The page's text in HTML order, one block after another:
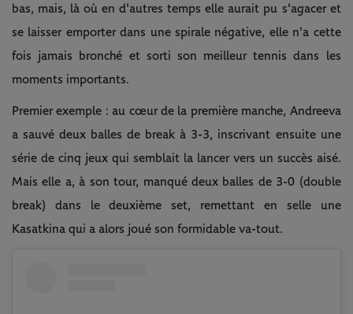
bas, mais, là où en d'autres temps elle aurait pu s'agacer et
se laisser emporter dans une spirale négative, elle n'a cette
fois jamais bronché et sorti son meilleur tennis dans les
moments importants.
Premier exemple : au cœur de la première manche, Andreeva
a sauvé deux balles de break à 3-3, inscrivant ensuite une
série de cinq jeux qui semblait la lancer vers un succès aisé.
Mais elle a, à son tour, manqué deux balles de 3-0 (double
break) dans le deuxième set, remettant en selle une
Kasatkina qui a alors joué son formidable va-tout.